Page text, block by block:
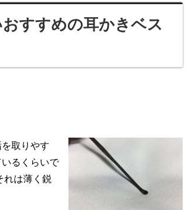
すすめの耳かきベス
取りやす
るくらいで
れは薄く鋭